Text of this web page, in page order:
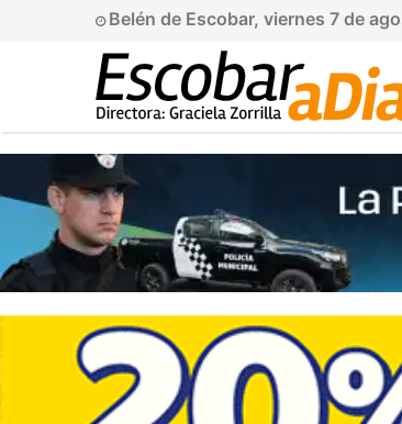
Belén de Escobar, viernes 7 de